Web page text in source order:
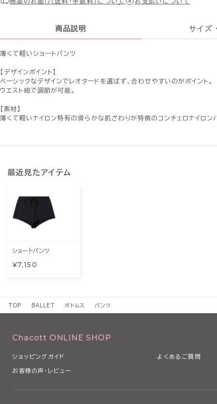
商品説明 サイズ
薄くて軽いショートパンツ
【デザインポイント】
ベーシックなデザインでレオタードを選ばず、合わせやすいのがポイント。
ウエスト紐で調節が可能。
【素材】
薄くて軽いナイロン特有の滑らかな肌ざわりが特徴のコンチェロナイロン
最近見たアイテム
ショートパンツ
¥7,150
TOP BALLET ボトムス パンツ
Chacott ONLINE SHOP
ショッピングガイド よくあるご質問
お客様の声・レビュー